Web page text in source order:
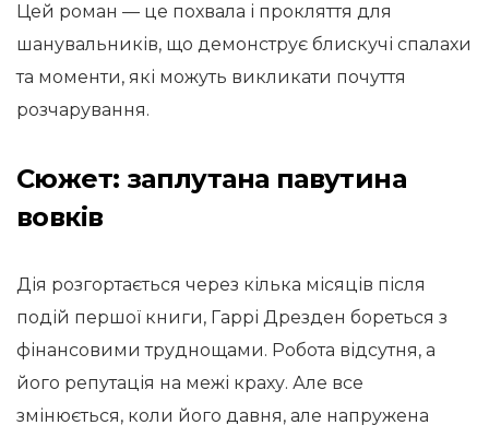
Цей роман — це похвала і прокляття для
шанувальників, що демонструє блискучі спалахи
та моменти, які можуть викликати почуття
розчарування.
Сюжет: заплутана павутина
вовків
Дія розгортається через кілька місяців після
подій першої книги, Гаррі Дрезден бореться з
фінансовими труднощами. Робота відсутня, а
його репутація на межі краху. Але все
змінюється, коли його давня, але напружена